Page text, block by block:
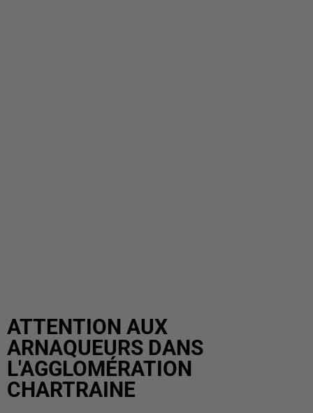
ATTENTION AUX
ARNAQUEURS DANS
L'AGGLOMÉRATION
CHARTRAINE